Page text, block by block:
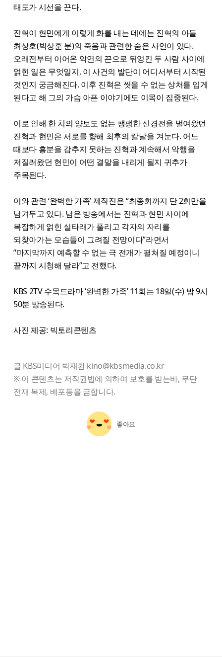
태도가 시선을 끈다.
진혁이 현민에게 이렇게 화를 내는 데에는 진혁의 아들
최상호(박상훈 분)의 죽음과 관련한 숨은 사연이 있다.
오래전부터 이어온 악연의 끈으로 뒤엉킨 두 사람 사이에
얽힌 일은 무엇일지, 이 사건의 발단이 어디서부터 시작된
것인지 궁금해진다. 이후 진혁은 씻을 수 없는 상처를 입게
된다고 해 그의 가슴 아픈 이야기에도 이목이 집중된다.
이로 인해 한 치의 양보도 없는 팽팽한 신경전을 벌여왔던
진혁과 현민은 서로를 향해 최후의 칼날을 겨눈다. 어느
때보다 흥분을 감추지 못하는 진혁과 계속해서 악행을
저질러왔던 현민이 어떤 결말을 내리게 될지 귀추가
주목된다.
이와 관련 ‘완벽한 가족’ 제작진은 “최종회까지 단 2회만을
남겨두고 있다. 남은 방송에서는 진혁과 현민 사이에
복잡하게 얽힌 실타래가 풀리고 각자의 자리를
되찾아가는 모습들이 그려질 전망이다”라면서
“마지막까지 예측할 수 없는 극 전개가 펼쳐질 예정이니
끝까지 시청해 달라”고 전했다.
KBS 2TV 수목드라마 ‘완벽한 가족’ 11회는 18일(수) 밤 9시
50분 방송된다.
사진 제공: 빅토리콘텐츠
글 KBS미디어 박재환 kino@kbsmedia.co.kr
※ 이 콘텐츠는 저작권법에 의하여 보호를 받는바, 무단
전재 복제, 배포등을 금합니다.
좋아요